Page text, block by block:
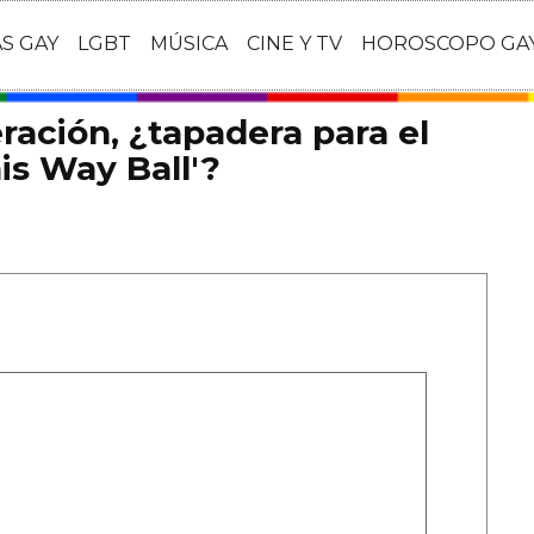
GAY LGBT MÚSICA CINE Y TV HOROSCOPO
¿tapadera para el
Way Ball'?